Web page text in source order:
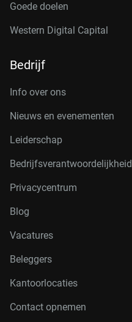
Goede doelen
Western Digital Capital
Bedrijf
Info over ons
Nieuws en evenementen
Leiderschap
Bedrijfsverantwoordelijkheid
Privacycentrum
Blog
Vacatures
Beleggers
Kantoorlocaties
Contact opnemen